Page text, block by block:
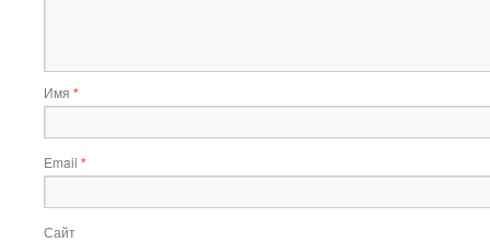
Имя *
Email *
Сайт